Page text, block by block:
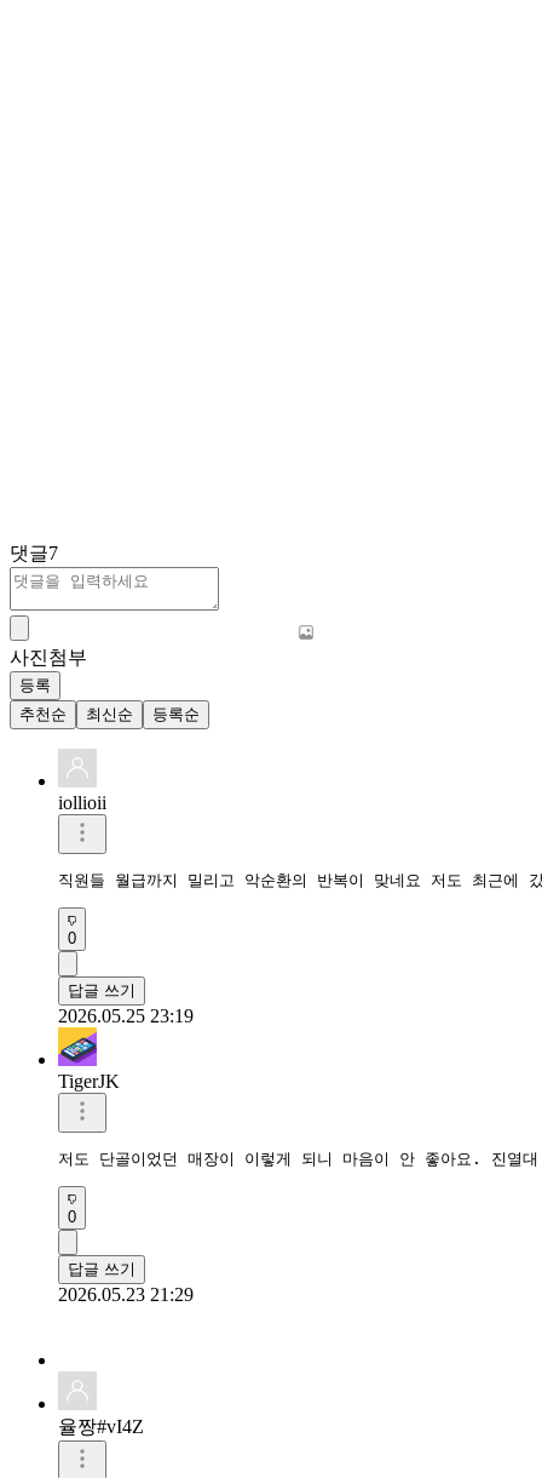
댓글7
사진첨부
등록
추천순
최신순 등록순
iollioii
직원들 월급까지 밀리고 악순환의 반복이 맞네요 저도 최근에
0
답글 쓰기
2026.05.25 23:19
TigerJK
저도 단골이었던 매장이 이렇게 되니 마음이 안 좋아요. 진열
0
답글 쓰기
2026.05.23 21:29
율짱#vI4Z